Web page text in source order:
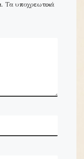
Τα υποχρεωτικά